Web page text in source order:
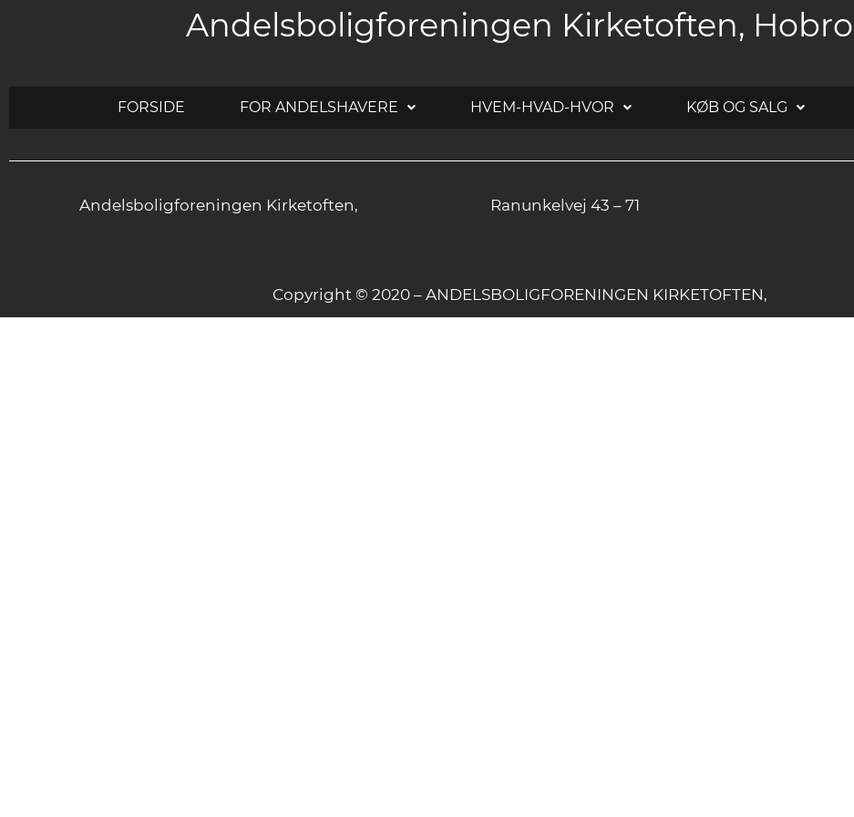
Andelsboligforeningen Kirketoften, Hobro
FORSIDE FOR ANDELSHAVERE HVEM-HVAD-HVOR KØB OG SALG
Andelsboligforeningen Kirketoften, Ranunkelvej 43 – 71
Copyright © 2020 – ANDELSBOLIGFORENINGEN KIRKETOFTEN,